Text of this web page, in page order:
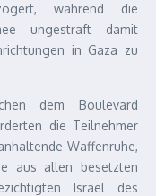
während die
ungestraft damit
in Gaza zu
dem Boulevard
die Teilnehmer
Waffenruhe,
aus allen besetzten
Israel des